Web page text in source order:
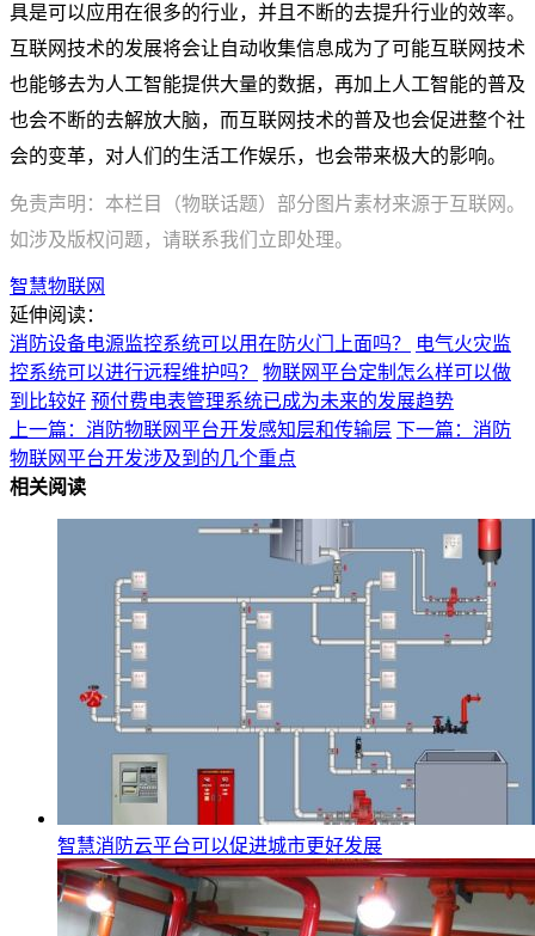
具是可以应用在很多的行业，并且不断的去提升行业的效率。
互联网技术的发展将会让自动收集信息成为了可能互联网技术
也能够去为人工智能提供大量的数据，再加上人工智能的普及
也会不断的去解放大脑，而互联网技术的普及也会促进整个社
会的变革，对人们的生活工作娱乐，也会带来极大的影响。
免责声明：本栏目（物联话题）部分图片素材来源于互联网。
如涉及版权问题，请联系我们立即处理。
智慧物联网
延伸阅读：
消防设备电源监控系统可以用在防火门上面吗？
电气火灾监
控系统可以进行远程维护吗？
物联网平台定制怎么样可以做
到比较好 预付费电表管理系统已成为未来的发展趋势
上一篇：消防物联网平台开发感知层和传输层 下一篇：消防
物联网平台开发涉及到的几个重点
相关阅读
智慧消防云平台可以促进城市更好发展